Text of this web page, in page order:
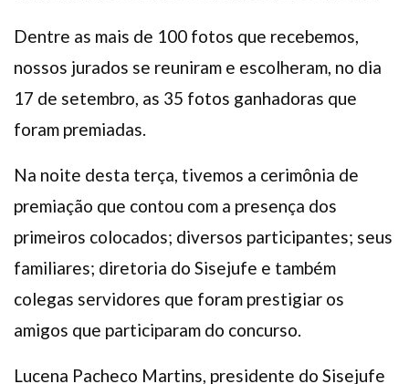
Dentre as mais de 100 fotos que recebemos,
nossos jurados se reuniram e escolheram, no dia
17 de setembro, as 35 fotos ganhadoras que
foram premiadas.
Na noite desta terça, tivemos a cerimônia de
premiação que contou com a presença dos
primeiros colocados; diversos participantes; seus
familiares; diretoria do Sisejufe e também
colegas servidores que foram prestigiar os
amigos que participaram do concurso.
Lucena Pacheco Martins, presidente do Sisejufe